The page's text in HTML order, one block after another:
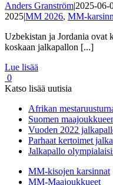
Anders Granström|2025-06-
2025|MM 2026, MM-
Uzbekistan ja Jordania ovat
koskaan jalkapallon [...]
Lue lisää
0
Katso lisää uutisia
Afrikan
Suomen
Vuoden 2022
Parhaat kertoimet
Jalkapallo
MM-kisojen karsinnat
MM-Maajoukkueet